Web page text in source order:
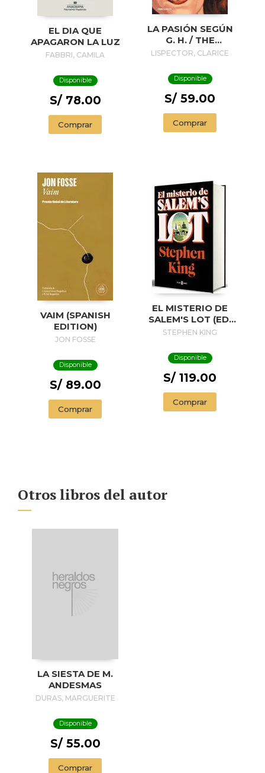
EL DIA QUE
APAGARON LA LUZ
FABBRI, CAMILA
Disponible
S/ 78.00
Comprar
LA PASIÓN SEGÚN
G. H. / THE
PASSION
H.
LISPECTOR, CLARICE
Disponible
S/ 59.00
Comprar
VAIM (SPANISH
EDITION)
JON FOSSE
Disponible
S/ 89.00
Comprar
EL MISTERIO DE
SALEM'S LOT (ED.
50 ANIVERSARIO) /
STEPHEN KING
Disponible
S/ 119.00
Comprar
Otros libros del autor
LA SIESTA DE M.
ANDESMAS
DURAS, MARGUERITE
Disponible
S/ 55.00
Comprar